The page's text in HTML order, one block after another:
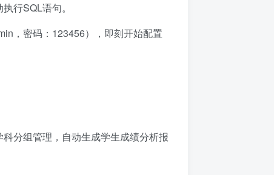
行SQL语句。
，密码：123456），即刻开始配置
分组管理，自动生成学生成绩分析报